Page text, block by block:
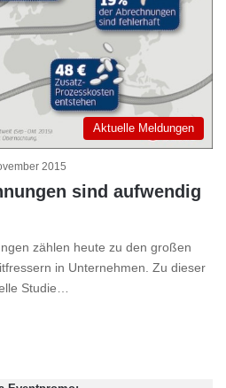
Aktuelle Meldungen
2015
sind aufwendig
zählen heute zu den großen
in Unternehmen. Zu dieser
Studie…